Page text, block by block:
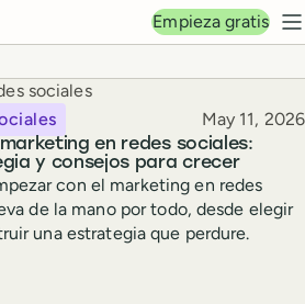
Empieza gratis
sociales
en redes sociales:
y consejos para crecer
Publicado
May 11, 2026
con el marketing en redes
de la mano por todo, desde elegir
una estrategia que perdure.